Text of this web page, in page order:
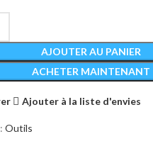
AJOUTER AU PANIER
ACHETER MAINTENANT
Ajouter à la liste d'envies
Outils